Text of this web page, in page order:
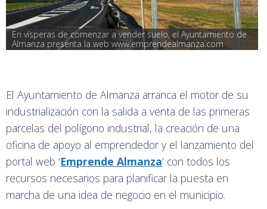
En vísperas de comenzar a vender suelo, el Ayuntamiento de
Almanza presenta la web www.emprendealmanza.com
El Ayuntamiento de Almanza arranca el motor de su
industrialización con la salida a venta de las primeras
parcelas del polígono industrial, la creación de una
oficina de apoyo al emprendedor y el lanzamiento del
portal web ‘Emprende Almanza’ con todos los
recursos necesarios para planificar la puesta en
marcha de una idea de negocio en el municipio.